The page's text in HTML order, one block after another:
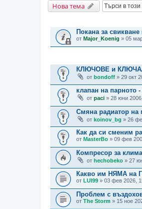
Нова тема
Покана за
от Major_Koenig » 05
КЛЮЧОВЕ и
от bondoff » 29 окт
клапан на парното
от paci » 28 юни
Смяна радиатор на
от koinov_bg » 26
Как да си сменим
от MasterBo » 09 фев
Компресор за
от hechobeko » 27
Какво им НЯМА на
от LUI99 » 03 фев 2026,
Проблем с
от The Storm » 15 ное